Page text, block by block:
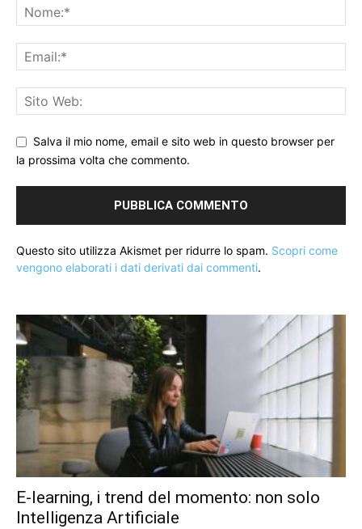
Salva il mio nome, email e sito web in questo browser per
la prossima volta che commento.
Questo sito utilizza Akismet per ridurre lo spam. Scopri come
vengono elaborati i dati derivati dai commenti.
E-learning, i trend del momento: non solo
Intelligenza Artificiale